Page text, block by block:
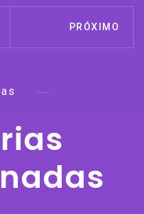
PRÓXIMO